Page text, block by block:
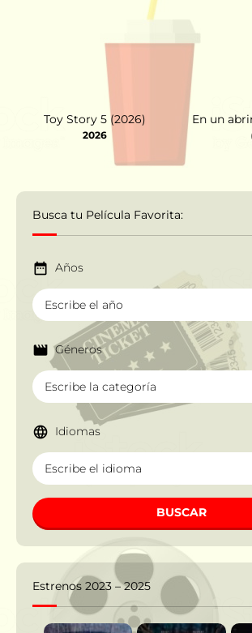
Toy Story 5 (2026)
2026
En un
Busca tu Película Favorita:
Años
Géneros
Idiomas
BUSCAR
Estrenos 2023 – 2025